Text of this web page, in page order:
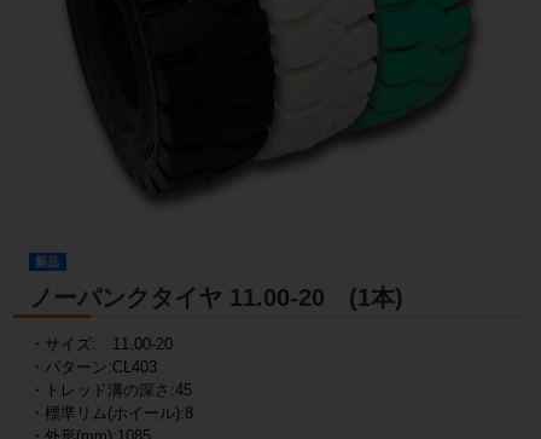
新品
ノーパンクタイヤ 11.00-20 (1本)
・サイズ: 11.00-20
・パターン:CL403
・トレッド溝の深さ:45
・標準リム(ホイール):8